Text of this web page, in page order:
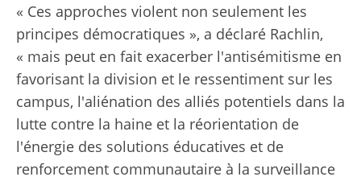
« Ces approches violent non seulement les
principes démocratiques », a déclaré Rachlin,
« mais peut en fait exacerber l'antisémitisme en
favorisant la division et le ressentiment sur les
campus, l'aliénation des alliés potentiels dans la
lutte contre la haine et la réorientation de
l'énergie des solutions éducatives et de
renforcement communautaire à la surveillance